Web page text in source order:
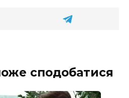
сподобатися